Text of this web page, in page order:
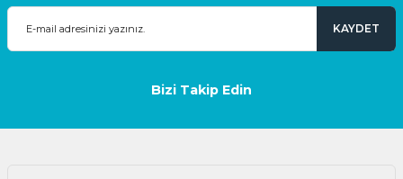
KAYDET
Bizi Takip Edin